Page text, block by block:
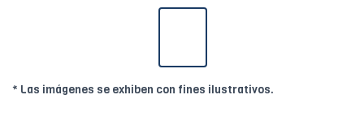
* Las imágenes se exhiben con fines ilustrativos.